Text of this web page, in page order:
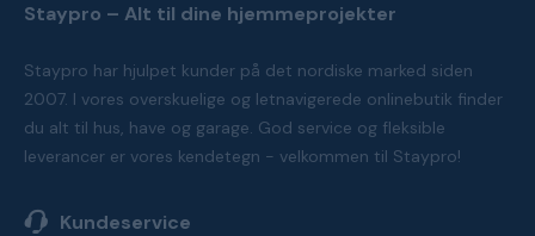
Staypro – Alt til dine hjemmeprojekter
Staypro har hjulpet kunder på det nordiske marked siden
2007. I vores overskuelige og letnavigerede onlinebutik finder
du alt til hus, have og garage. God service og fleksible
leverancer er vores kendetegn - velkommen til Staypro!
Kundeservice